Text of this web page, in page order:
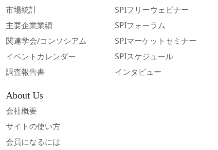
市場統計
主要企業業績
関連学会/コンソシアム
イベントカレンダー
調査報告書
SPIフリーウェビナー
SPIフォーラム
SPIマーケットセミナー
SPIスケジュール
インタビュー
About Us
会社概要
サイトの使い方
会員になるには